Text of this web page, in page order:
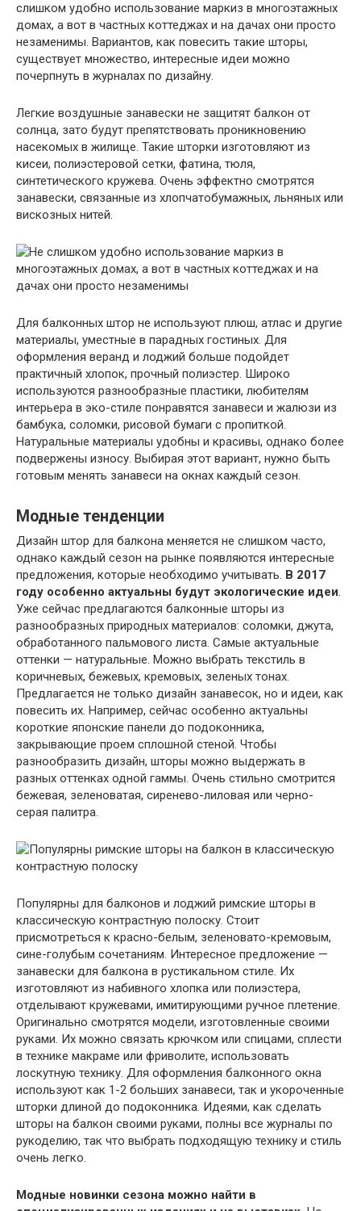
слишком удобно использование маркиз в многоэтажных
домах, а вот в частных коттеджах и на дачах они просто
незаменимы. Вариантов, как повесить такие шторы,
существует множество, интересные идеи можно
почерпнуть в журналах по дизайну.
Легкие воздушные занавески не защитят балкон от
солнца, зато будут препятствовать проникновению
насекомых в жилище. Такие шторки изготовляют из
кисеи, полиэстеровой сетки, фатина, тюля,
синтетического кружева. Очень эффектно смотрятся
занавески, связанные из хлопчатобумажных, льняных или
вискозных нитей.
Для балконных штор не используют плюш, атлас и другие
материалы, уместные в парадных гостиных. Для
оформления веранд и лоджий больше подойдет
практичный хлопок, прочный полиэстер. Широко
используются разнообразные пластики, любителям
интерьера в эко-стиле понравятся занавеси и жалюзи из
бамбука, соломки, рисовой бумаги с пропиткой.
Натуральные материалы удобны и красивы, однако более
подвержены износу. Выбирая этот вариант, нужно быть
готовым менять занавеси на окнах каждый сезон.
Модные тенденции
Дизайн штор для балкона меняется не слишком часто,
однако каждый сезон на рынке появляются интересные
предложения, которые необходимо учитывать. В 2017
году особенно актуальны будут экологические идеи.
Уже сейчас предлагаются балконные шторы из
разнообразных природных материалов: соломки, джута,
обработанного пальмового листа. Самые актуальные
оттенки — натуральные. Можно выбрать текстиль в
коричневых, бежевых, кремовых, зеленых тонах.
Предлагается не только дизайн занавесок, но и идеи, как
повесить их. Например, сейчас особенно актуальны
короткие японские панели до подоконника,
закрывающие проем сплошной стеной. Чтобы
разнообразить дизайн, шторы можно выдержать в
разных оттенках одной гаммы. Очень стильно смотрится
бежевая, зеленоватая, сиренево-лиловая или черно-
серая палитра.
Популярны для балконов и лоджий римские шторы в
классическую контрастную полоску. Стоит
присмотреться к красно-белым, зеленовато-кремовым,
сине-голубым сочетаниям. Интересное предложение —
занавески для балкона в рустикальном стиле. Их
изготовляют из набивного хлопка или полиэстера,
отделывают кружевами, имитирующими ручное плетение.
Оригинально смотрятся модели, изготовленные своими
руками. Их можно связать крючком или спицами, сплести
в технике макраме или фриволите, использовать
лоскутную технику. Для оформления балконного окна
используют как 1-2 больших занавеси, так и укороченные
шторки длиной до подоконника. Идеями, как сделать
шторы на балкон своими руками, полны все журналы по
рукоделию, так что выбрать подходящую технику и стиль
очень легко.
Модные новинки сезона можно найти в